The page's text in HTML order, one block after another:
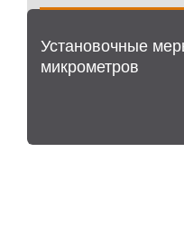
Установочные
микрометров